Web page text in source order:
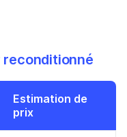
reconditionné
Estimation de
prix